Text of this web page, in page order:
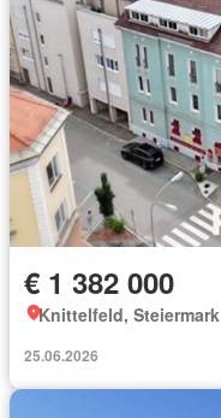
€ 1 382 000
Knittelfeld, Steiermark
25.06.2026